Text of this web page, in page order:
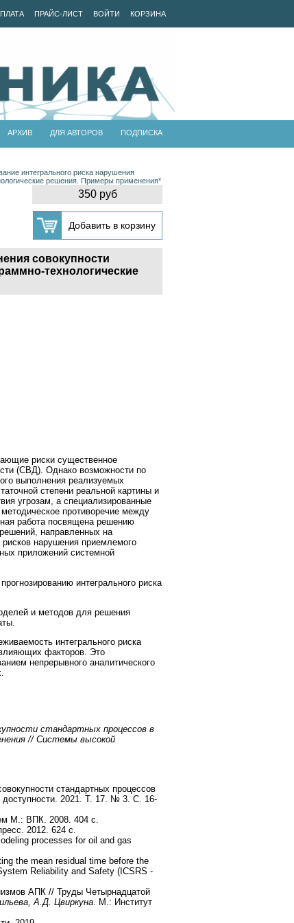
ПРАЙС-ЛИСТ ВОЙТИ КОРЗИНА
АРХИВ ДЛЯ АВТОРОВ ПОДПИСКА
интегрального риска нарушения
решения. Примеры применения*
350 руб
совокупности
технологические
риски существенное
(СВД). Однако возможности по
выполнения реализуемых
степени реальной картины и
угрозам, а специализированные
противоречие между
работа посвящена решению
направленных на
рисков нарушения приемлемого
приложений системной
интегрального риска
и методов для решения
интегрального риска
факторов. Это
непрерывного аналитического
стандартных процессов в
// Системы высокой
стандартных процессов
2021. Т. 17. № 3. С. 16-
М.: ВПК. 2008. 404 с.
2012. 624 с.
processes for oil and gas
the mean residual time before the
Reliability and Safety (ICSRS -
АПК // Труды Четырнадцатой
А.Д. Цвиркуна . М.: Институт